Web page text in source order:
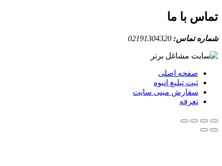
با ما
تماس:02191304320
صفحه اصلی
ثبت تبلیغ انبوه
سفارش مینی سایت
تعرفه